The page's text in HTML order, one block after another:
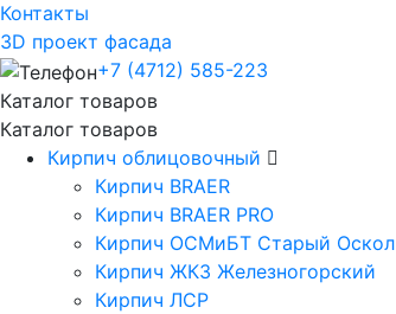
Контакты
3D проект фасада
+7 (4712) 585-223
Каталог товаров
Каталог товаров
Кирпич облицовочный
Кирпич BRAER
Кирпич BRAER PRO
Кирпич ОСМиБТ Старый Оскол
Кирпич ЖКЗ Железногорский
Кирпич ЛСР